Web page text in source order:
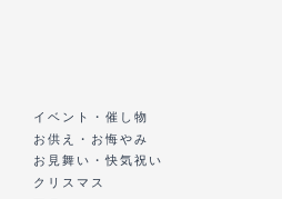
イベント・催し物
お供え・お悔やみ
お見舞い・快気祝い
クリスマス